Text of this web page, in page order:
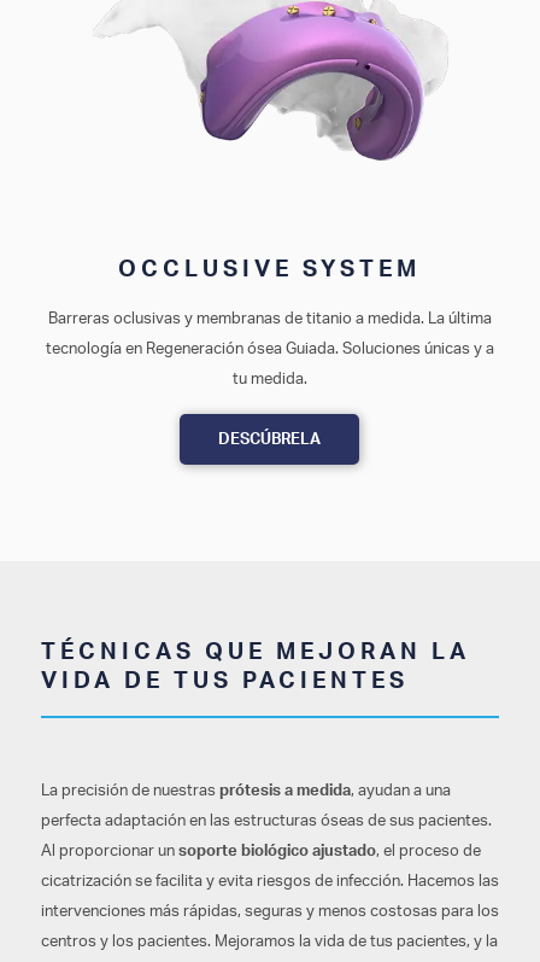
OCCLUSIVE SYSTEM
Barreras oclusivas y membranas de titanio a medida. La última
tecnología en Regeneración ósea Guiada. Soluciones únicas y a
tu medida.
DESCÚBRELA
TÉCNICAS QUE MEJORAN LA
VIDA DE TUS PACIENTES
La precisión de nuestras prótesis a medida, ayudan a una
perfecta adaptación en las estructuras óseas de sus pacientes.
Al proporcionar un soporte biológico ajustado, el proceso de
cicatrización se facilita y evita riesgos de infección. Hacemos las
intervenciones más rápidas, seguras y menos costosas para los
centros y los pacientes. Mejoramos la vida de tus pacientes, y la